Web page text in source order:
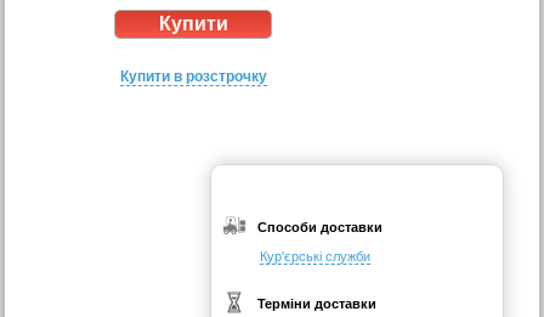
Купити в розстрочку
Способи доставки
Кур'єрські служби
Терміни доставки